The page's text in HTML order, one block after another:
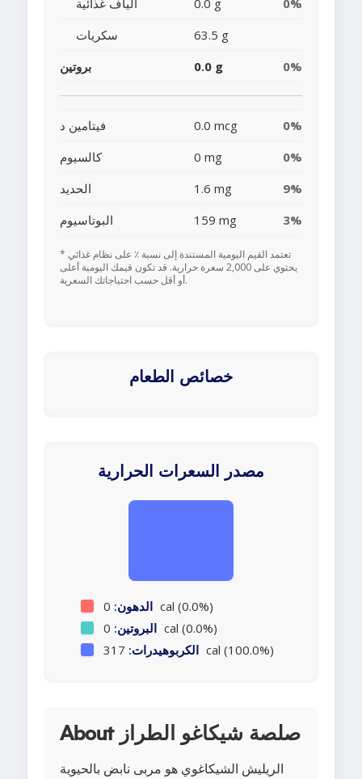
ألياف غذائية 0.0 g
0%
سكريات
63.5 g
بروتين
0.0 g 0%
فيتامين د 0.0 mcg
0%
كالسيوم
0 mg
0%
الحديد
1.6 mg
9%
البوتاسيوم
159 mg 3%
* تعتمد القيم اليومية المستندة إلى نسبة ٪ على نظام غذائي
يحتوي على 2,000 سعرة حرارية. قد تكون قيمك اليومية أعلى
أو أقل حسب احتياجاتك السعرية.
خصائص الطعام
مصدر السعرات الحرارية
الدهون: 0 cal (0.0%)
البروتين: 0 cal (0.0%)
الكربوهيدرات: 317 cal (100.0%)
About صلصة شيكاغو الطراز
الريليش الشيكاغوي هو مربى نابض بالحيوية